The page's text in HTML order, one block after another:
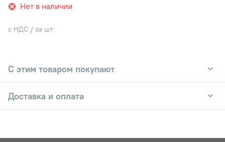
Нет в наличии
с НДС / за шт
С этим товаром покупают
Доставка и оплата